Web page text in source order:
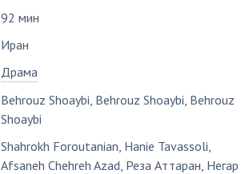
92 мин
Иран
Драма
Behrouz Shoaybi, Behrouz Shoaybi, Behrouz
Shoaybi
Shahrokh Foroutanian, Hanie Tavassoli,
Afsaneh Chehreh Azad, Реза Аттаран, Негар